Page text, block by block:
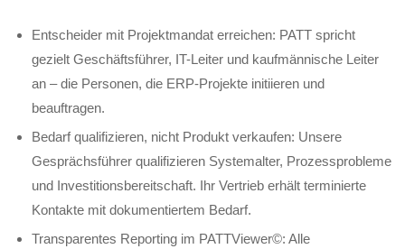
Entscheider mit Projektmandat erreichen: PATT spricht
gezielt Geschäftsführer, IT-Leiter und kaufmännische Leiter
an – die Personen, die ERP-Projekte initiieren und
beauftragen.
Bedarf qualifizieren, nicht Produkt verkaufen: Unsere
Gesprächsführer qualifizieren Systemalter, Prozessprobleme
und Investitionsbereitschaft. Ihr Vertrieb erhält terminierte
Kontakte mit dokumentiertem Bedarf.
Transparentes Reporting im PATTViewer©: Alle